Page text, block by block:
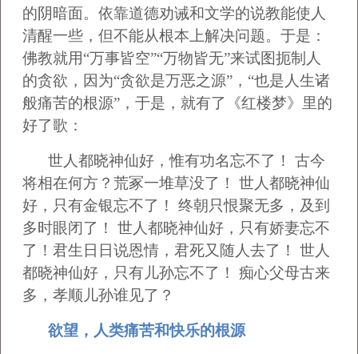
的阴暗面。依靠道德劝诫和文学的说教能使人
清醒一些，但不能从根本上解决问题。于是：
佛教就用“万事皆空”“万物皆无”来试图扼制人
的贪欲，因为“贪欲是万恶之源”，“也是人生诸
般痛苦的根源”，于是，就有了《红楼梦》里的
好了歌：
世人都晓神仙好，惟有功名忘不了！ 古今
将相在何方？荒冢一堆草没了！ 世人都晓神仙
好，只有金银忘不了！ 终朝只恨聚无多，及到
多时眼闭了！ 世人都晓神仙好，只有娇妻忘不
了！君生日日说恩情，君死又随人去了！ 世人
都晓神仙好，只有儿孙忘不了！ 痴心父母古来
多，孝顺儿孙谁见了？
欲望，人类痛苦和快乐的根源